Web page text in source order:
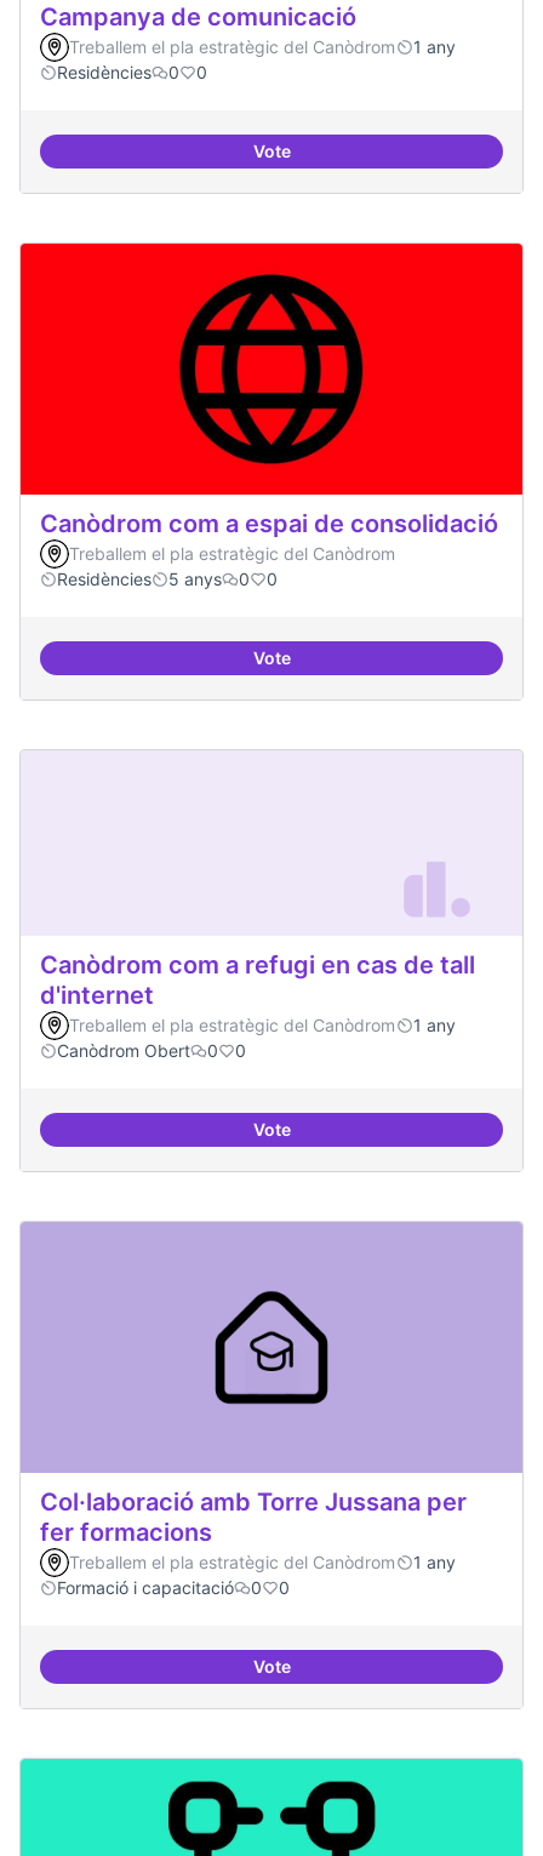
Campanya de comunicació
Treballem el pla estratègic del Canòdrom
1 any
Residències
0 0
VoteCampanya de comunicació
Canòdrom com a espai de consolidació
Treballem el pla estratègic del Canòdrom
Residències
5 anys 0 0
VoteCanòdrom com a espai de
Canòdrom com a refugi en cas de tall
d'internet
Treballem el pla estratègic del Canòdrom
1 any
Canòdrom Obert
0 0
VoteCanòdrom com a refugi en cas
Col·laboració amb Torre Jussana per
fer formacions
Treballem el pla estratègic del Canòdrom
1 any
Formació i capacitació
0 0
VoteCol·laboració amb Torre